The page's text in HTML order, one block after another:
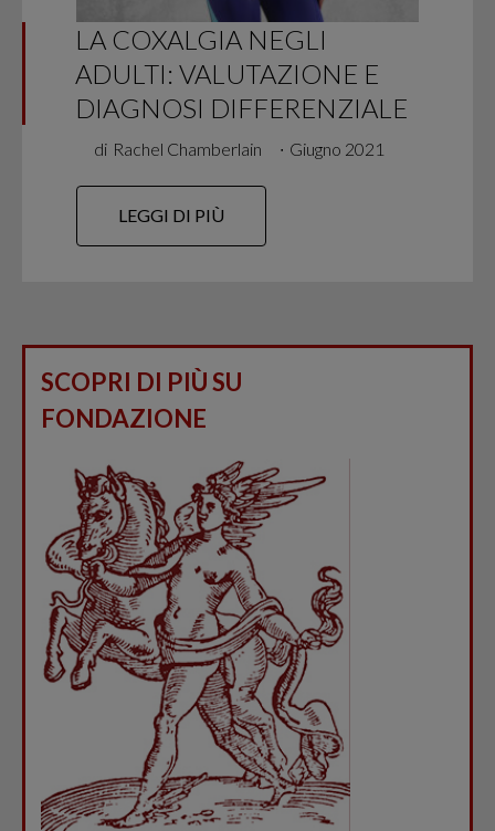
LA COXALGIA NEGLI
ADULTI: VALUTAZIONE E
DIAGNOSI DIFFERENZIALE
di Rachel Chamberlain ∙ Giugno 2021
LEGGI DI PIÙ
SCOPRI DI PIÙ SU
FONDAZIONE